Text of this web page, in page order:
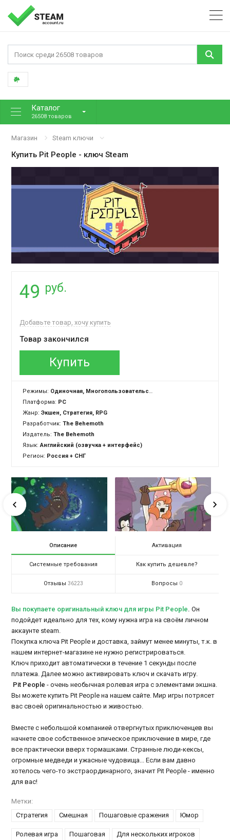
Каталог
26508 товаров
Магазин Steam ключи
Купить Pit People - ключ Steam
49 руб.
Добавьте товар, хочу купить
Товар закончился
Купить
Режимы: Одиночная, Многопользовательская
Платформа: PC
Жанр:Экшен, Стратегия, RPG
Разработчик:The Behemoth
Издатель:The Behemoth
Язык:Английский (озвучка + интерфейс)
Регион: Россия + СНГ
Описание Активация
Системные требования Как купить дешевле?
Отзывы 36223 Вопросы 0
Вы покупаете оригинальный ключ для игры Pit People. Он
подойдет идеально для тех, кому нужна игра на своём личном
аккаунте steam.
Покупка ключа Pit People и доставка, займут менее минуты, т.к. в
нашем интернет-магазине не нужно регистрироваться.
Ключ приходит автоматически в течение 1 секунды после
платежа. Далее можно активировать ключ и скачать игру.
Pit People - очень необычная ролевая игра с элементами экшна.
Вы можете купить Pit People на нашем сайте. Мир игры потрясет
вас своей оригинальностью и живостью.
Вместе с небольшой компанией отвергнутых приключенцев вы
начнете свое собственное эпическое приключение в мире, где
все практически вверх тормашками. Странные люди-кексы,
огромные медведи и ужасные чудовища... Если вам давно
хотелось чего-то экстраординарного, значит Pit People - именно
для вас!
Метки:
Стратегия
Смешная Пошаговые сражения Юмор
Ролевая игра Пошаговая Для нескольких игроков